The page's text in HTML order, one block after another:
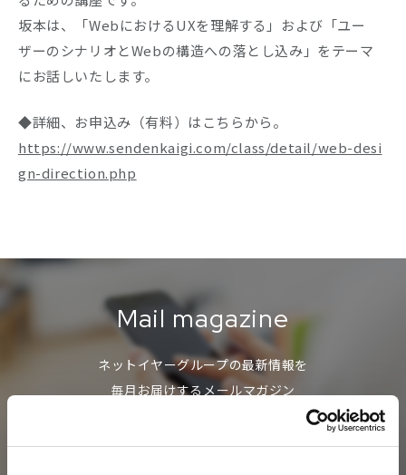
Recruit
坂本は、「WebにおけるUXを理解する」および「ユー
ザーのシナリオとWebの構造への落とし込み」をテーマ
にお話しいたします。
◆詳細、お申込み（有料）はこちらから。
https://www.sendenkaigi.com/class/detail/web-desi
gn-direction.php
Mail magazine
ネットイヤーグループの最新情報を
毎月お届けするメールマガジン
ご登録はこちら